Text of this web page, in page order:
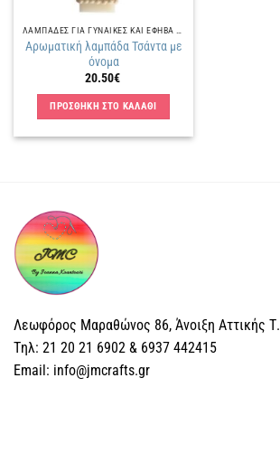
Αρωματική λαμπάδα Τσάντα με
όνομα
20.50€
ΠΡΟΣΘΗΚΗ ΣΤΟ ΚΑΛΑΘΙ
Λεωφόρος Μαραθώνος 86, Άνοιξη Αττικής
Tηλ: 21 20 21 6902 & 6937 442415
Email: info@jmcrafts.gr